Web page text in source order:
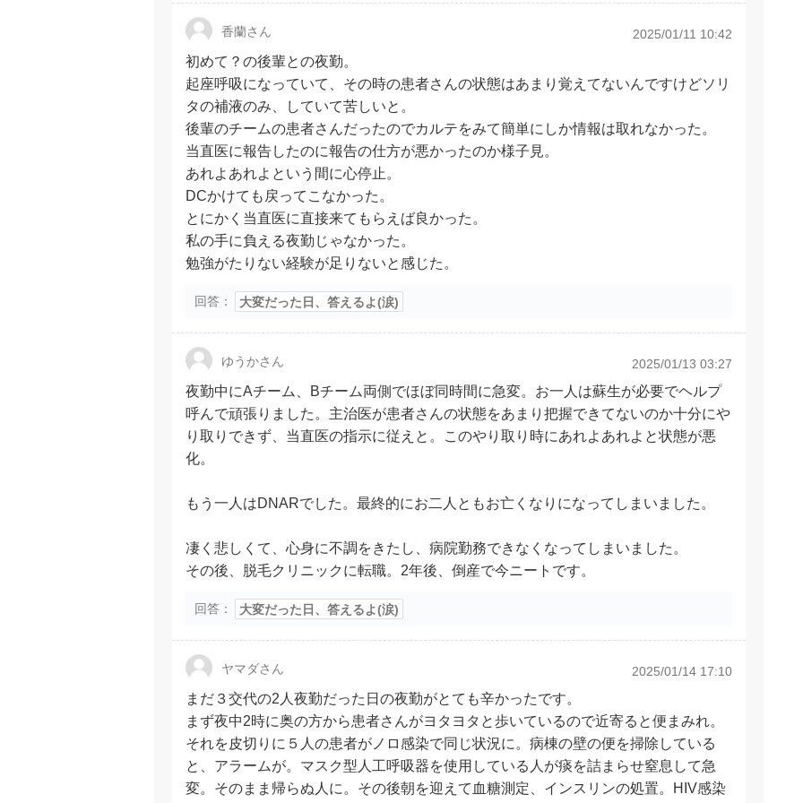
香蘭さん 2025/01/11 10:42
初めて？の後輩との夜勤。
起座呼吸になっていて、その時の患者さんの状態はあまり覚えてないんですけどソリ
タの補液のみ、していて苦しいと。
後輩のチームの患者さんだったのでカルテをみて簡単にしか情報は取れなかった。
当直医に報告したのに報告の仕方が悪かったのか様子見。
あれよあれよという間に心停止。
DCかけても戻ってこなかった。
とにかく当直医に直接来てもらえば良かった。
私の手に負える夜勤じゃなかった。
勉強がたりない経験が足りないと感じた。
回答： 大変だった日、答えるよ(涙)
ゆうかさん 2025/01/13 03:27
夜勤中にAチーム、Bチーム両側でほぼ同時間に急変。お一人は蘇生が必要でヘルプ
呼んで頑張りました。主治医が患者さんの状態をあまり把握できてないのか十分にや
り取りできず、当直医の指示に従えと。このやり取り時にあれよあれよと状態が悪
化。
もう一人はDNARでした。最終的にお二人ともお亡くなりになってしまいました。
凄く悲しくて、心身に不調をきたし、病院勤務できなくなってしまいました。
その後、脱毛クリニックに転職。2年後、倒産で今ニートです。
回答： 大変だった日、答えるよ(涙)
ヤマダさん 2025/01/14 17:10
まだ３交代の2人夜勤だった日の夜勤がとても辛かったです。
まず夜中2時に奥の方から患者さんがヨタヨタと歩いているので近寄ると便まみれ。
それを皮切りに５人の患者がノロ感染で同じ状況に。病棟の壁の便を掃除している
と、アラームが。マスク型人工呼吸器を使用している人が痰を詰まらせ窒息して急
変。そのまま帰らぬ人に。その後朝を迎えて血糖測定、インスリンの処置。HIV感染